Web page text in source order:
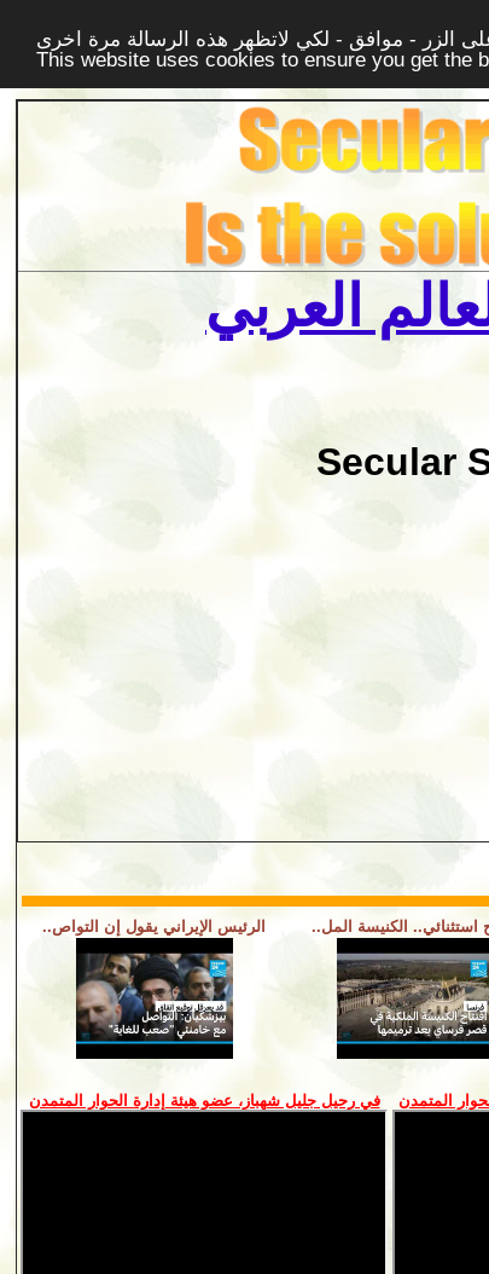
الزر - موافق - لكي لاتظهر هذه الرسالة مرة اخرى -
This website uses cookies to ensure you get the
العربي
Secular
الرئيس الإيراني يقول إن التواص.. استثنائي.. الكنيسة المل..
في رحيل جليل شهباز، عضو هيئة إدارة الحوار المتمدن المتمدن